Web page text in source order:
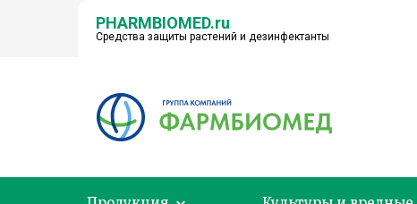
PHARMBIOMED.ru
Средства защиты растений и дезинфектанты
← НА ГЛАВНУЮ